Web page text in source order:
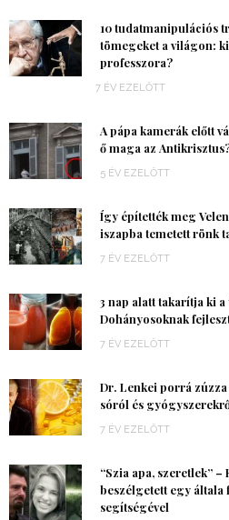
10 tudatmanipulációs
tömegeket a világon:
professzora?
7 ÉV EZELŐTT
A pápa kamerák előtt
ő maga az
5 ÉV EZELŐTT
Így építették meg
iszapba temetett rönk
7 ÉV EZELŐTT
3 nap alatt takarítja ki a
Dohányosoknak
7 ÉV EZELŐTT
Dr. Lenkei porrá
sóról és
7 ÉV EZELŐTT
“Szia apa, szeretlek”
beszélgetett egy általa
segítségével